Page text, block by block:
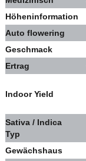
Höheninformation
Auto flowering
Geschmack
Ertrag
Indoor Yield
Sativa / Indica
Typ
Gewächshaus